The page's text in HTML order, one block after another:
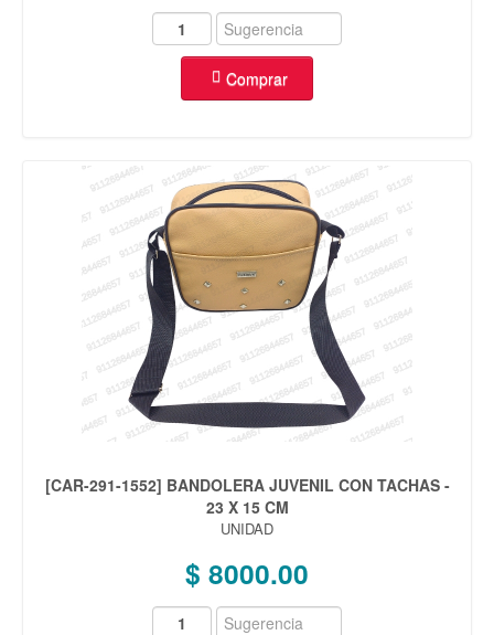
Comprar
[CAR-291-1552] BANDOLERA JUVENIL CON TACHAS -
23 X 15 CM
UNIDAD
$ 8000.00